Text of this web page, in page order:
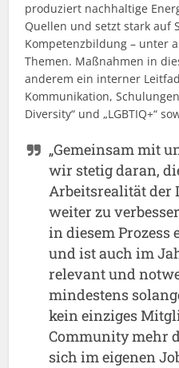
produziert nachhaltige
Quellen und setzt stark auf
Kompetenzbildung – unter
Themen. Maßnahmen in
anderem ein interner
Kommunikation,
Diversity“ und „LGBTIQ+“
„Gemeinsam mit
wir stetig daran,
Arbeitsrealität der
weiter zu
in diesem Prozess
und ist auch im
relevant und
mindestens
kein einziges
Community mehr
sich im eigenen